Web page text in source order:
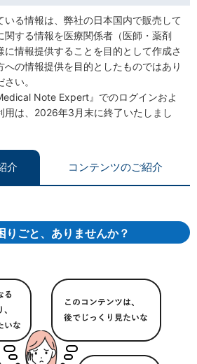
いる情報は、弊社の日本国内で販売して
関する情報を医療関係者（医師・薬剤
に情報提供することを目的として作成さ
への情報提供を目的としたものではあり
い。
Note Expert』でのログインおよ
用は、2026年3月末に終了いたしまし
介 コンテンツのご紹介
りごと、ありませんか？